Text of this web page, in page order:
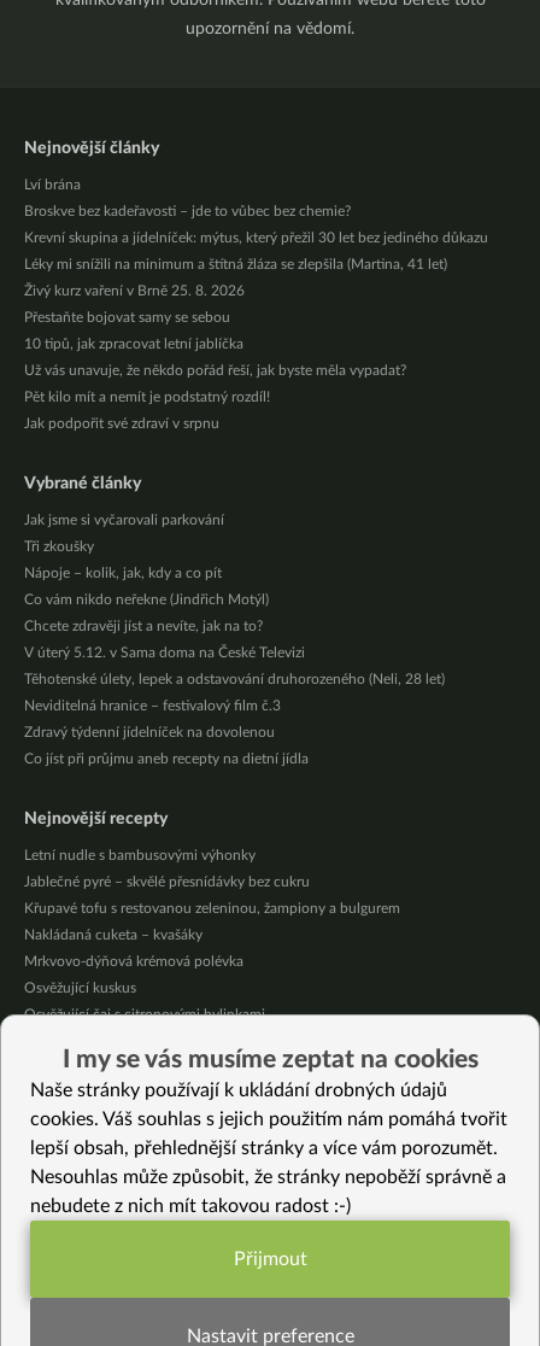
upozornění na vědomí.
Nejnovější články
Lví brána
Broskve bez kadeřavosti – jde to vůbec bez chemie?
Krevní skupina a jídelníček: mýtus, který přežil 30 let bez jediného důkazu
Léky mi snížili na minimum a štítná žláza se zlepšila (Martina, 41 let)
Živý kurz vaření v Brně 25. 8. 2026
Přestaňte bojovat samy se sebou
10 tipů, jak zpracovat letní jablíčka
Už vás unavuje, že někdo pořád řeší, jak byste měla vypadat?
Pět kilo mít a nemít je podstatný rozdíl!
Jak podpořit své zdraví v srpnu
Vybrané články
Jak jsme si vyčarovali parkování
Tři zkoušky
Nápoje – kolik, jak, kdy a co pít
Co vám nikdo neřekne (Jindřich Motýl)
Chcete zdravěji jíst a nevíte, jak na to?
V úterý 5.12. v Sama doma na České Televizi
Těhotenské úlety, lepek a odstavování druhorozeného (Neli, 28 let)
Neviditelná hranice – festivalový film č.3
Zdravý týdenní jídelníček na dovolenou
Co jíst při průjmu aneb recepty na dietní jídla
Nejnovější recepty
Letní nudle s bambusovými výhonky
Jablečné pyré – skvělé přesnídávky bez cukru
Křupavé tofu s restovanou zeleninou, žampiony a bulgurem
Nakládaná cuketa – kvašáky
Mrkvovo-dýňová krémová polévka
Osvěžující kuskus
Osvěžující čaj s citronovými bylinkami
Čokoládové muffiny s mangovým krémem
Meruňky a jablka v citrónovém želé
Vybrané recepty
Fazolový guláš
Trhance z hlívy
I my se vás musíme zeptat na cookies
Naše stránky používají k ukládání drobných údajů
cookies. Váš souhlas s jejich použitím nám pomáhá tvořit
lepší obsah, přehlednější stránky a více vám porozumět.
Nesouhlas může způsobit, že stránky nepoběží správně a
nebudete z nich mít takovou radost :-)
Funkční nastavení potřebujeme (vždy
Přijmout
Nastavit preference